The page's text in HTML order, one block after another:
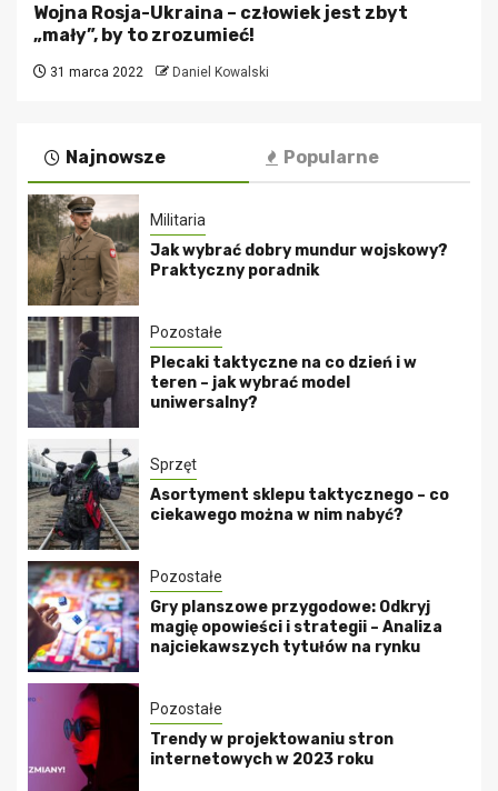
Wojna Rosja-Ukraina – człowiek jest zbyt
„mały”, by to zrozumieć!
31 marca 2022 Daniel Kowalski
Najnowsze Popularne
Militaria
Jak wybrać dobry mundur wojskowy?
Praktyczny poradnik
Pozostałe
Plecaki taktyczne na co dzień i w
teren – jak wybrać model
uniwersalny?
Sprzęt
Asortyment sklepu taktycznego – co
ciekawego można w nim nabyć?
Pozostałe
Gry planszowe przygodowe: Odkryj
magię opowieści i strategii – Analiza
najciekawszych tytułów na rynku
Pozostałe
Trendy w projektowaniu stron
internetowych w 2023 roku